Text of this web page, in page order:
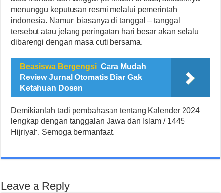
menunggu keputusan resmi melalui pemerintah
indonesia. Namun biasanya di tanggal – tanggal
tersebut atau jelang peringatan hari besar akan selalu
dibarengi dengan masa cuti bersama.
Beasiswa Bergengsi Cara Mudah
Review Jurnal Otomatis Biar Gak
Ketahuan Dosen
Demikianlah tadi pembahasan tentang Kalender 2024
lengkap dengan tanggalan Jawa dan Islam / 1445
Hijriyah. Semoga bermanfaat.
Leave a Reply